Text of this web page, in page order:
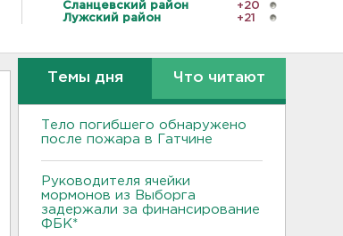
Сланцевский район
+20
Лужский район
+21
Темы дня Что читают
Тело погибшего обнаружено
после пожара в Гатчине
Руководителя ячейки
мормонов из Выборга
задержали за финансирование
ФБК*